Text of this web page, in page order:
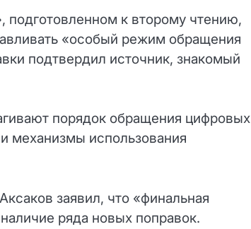
подготовленном к второму чтению,
«особый режим обращения
подтвердил источник, знакомый
порядок обращения цифровых
механизмы использования
заявил, что «финальная
ряда новых поправок.